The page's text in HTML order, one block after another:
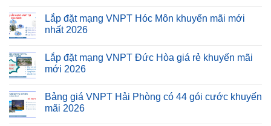
Lắp đặt mạng VNPT Hóc Môn khuyến mãi mới
nhất 2026
Lắp đặt mạng VNPT Đức Hòa giá rẻ khuyến mãi
mới 2026
Bảng giá VNPT Hải Phòng có 44 gói cước khuyến
mãi 2026